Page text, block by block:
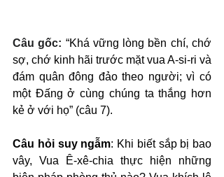
Câu gốc: “Khá vững lòng bền chí, chớ
sợ, chớ kinh hãi trước mặt vua A-si-ri và
đám quân đông đảo theo người; vì có
một Đấng ở cùng chúng ta thắng hơn
kẻ ở với họ” (câu 7).
Câu hỏi suy ngẫm: Khi biết sắp bị bao
vây, Vua Ê-xê-chia thực hiện những